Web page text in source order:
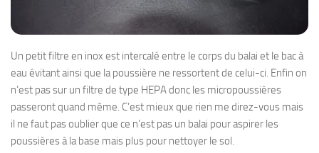
Un petit filtre en inox est intercalé entre le corps du balai et le bac à
eau évitant ainsi que la poussière ne ressortent de celui-ci. Enfin on
n’est pas sur un filtre de type HEPA donc les micropoussières
passeront quand même. C’est mieux que rien me direz-vous mais
il ne faut pas oublier que ce n’est pas un balai pour aspirer les
poussières à la base mais plus pour nettoyer le sol.